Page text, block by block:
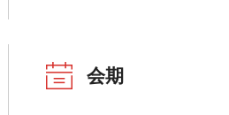
会期